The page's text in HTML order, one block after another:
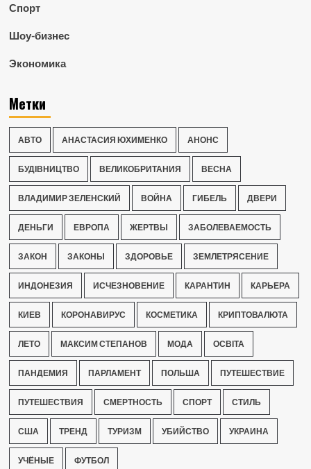
Спорт
Шоу-бизнес
Экономика
Метки
АВТО АНАСТАСИЯ ЮХИМЕНКО АНОНС
БУДІВНИЦТВО ВЕЛИКОБРИТАНИЯ ВЕСНА
ВЛАДИМИР ЗЕЛЕНСКИЙ ВОЙНА ГИБЕЛЬ ДВЕРИ
ДЕНЬГИ ЕВРОПА ЖЕРТВЫ ЗАБОЛЕВАЕМОСТЬ
ЗАКОН ЗАКОНЫ ЗДОРОВЬЕ ЗЕМЛЕТРЯСЕНИЕ
ИНДОНЕЗИЯ ИСЧЕЗНОВЕНИЕ КАРАНТИН КАРЬЕРА
КИЕВ КОРОНАВИРУС КОСМЕТИКА КРИПТОВАЛЮТА
ЛЕТО МАКСИМ СТЕПАНОВ МОДА ОСВІТА
ПАНДЕМИЯ ПАРЛАМЕНТ ПОЛЬША ПУТЕШЕСТВИЕ
ПУТЕШЕСТВИЯ СМЕРТНОСТЬ СПОРТ СТИЛЬ
США ТРЕНД ТУРИЗМ УБИЙСТВО УКРАИНА
УЧЁНЫЕ ФУТБОЛ